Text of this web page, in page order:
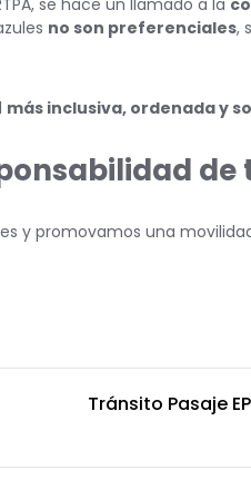
se hace un llamado a la
no son preferenciales,
más inclusiva, ordenada y
de
y promovamos una
Tránsito Pasaje